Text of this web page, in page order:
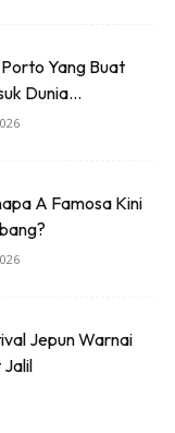
Yang Buat
Dunia...
A Famosa Kini
Jepun Warnai
Jalil